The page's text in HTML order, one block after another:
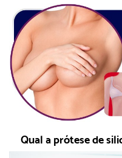
Qual a prótese de